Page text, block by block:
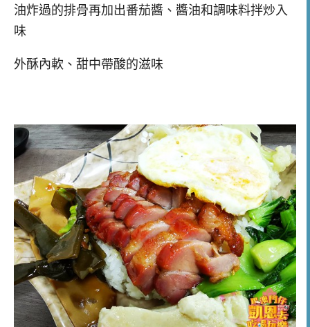
油炸過的排骨再加出番茄醬、醬油和調味料拌炒入
味
外酥內軟、甜中帶酸的滋味